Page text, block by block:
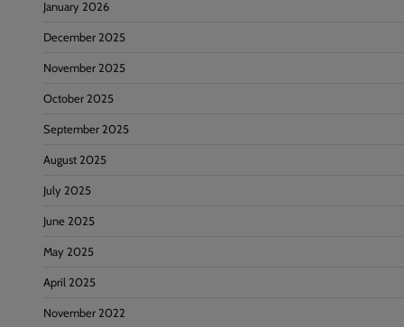
January 2026
December 2025
November 2025
October 2025
September 2025
August 2025
July 2025
June 2025
May 2025
April 2025
November 2022